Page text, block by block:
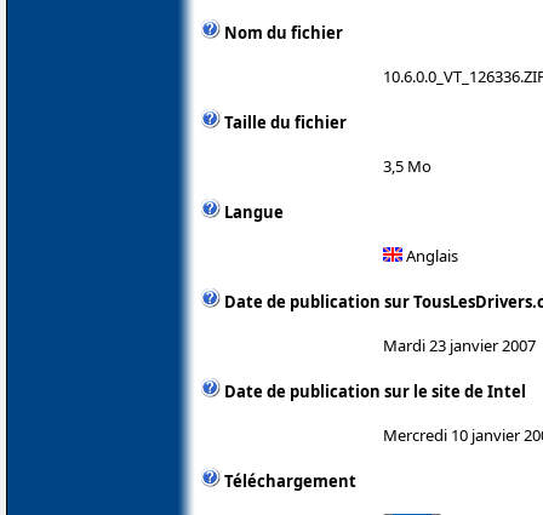
Nom du fichier
Taille du fichier
3,5 Mo
Langue
Anglais
Date de publication sur
Mardi 23 janvier 2007
Date de publication sur le site de Intel
Mercredi 10 janvier
Téléchargement